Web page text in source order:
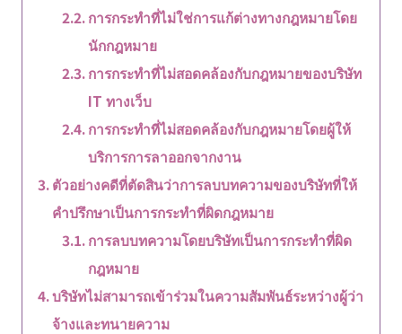
การกระทำที่ไม่ใช่การแก้ต่างทางกฎหมายโดย
นักกฎหมาย
การกระทำที่ไม่สอดคล้องกับกฎหมายของบริษัท
IT ทางเว็บ
การกระทำที่ไม่สอดคล้องกับกฎหมายโดยผู้ให้
บริการการลาออกจากงาน
ตัวอย่างคดีที่ตัดสินว่าการลบบทความของบริษัทที่ให้
คำปรึกษาเป็นการกระทำที่ผิดกฎหมาย
การลบบทความโดยบริษัทเป็นการกระทำที่ผิด
กฎหมาย
บริษัทไม่สามารถเข้าร่วมในความสัมพันธ์ระหว่างผู้ว่า
จ้างและทนายความ